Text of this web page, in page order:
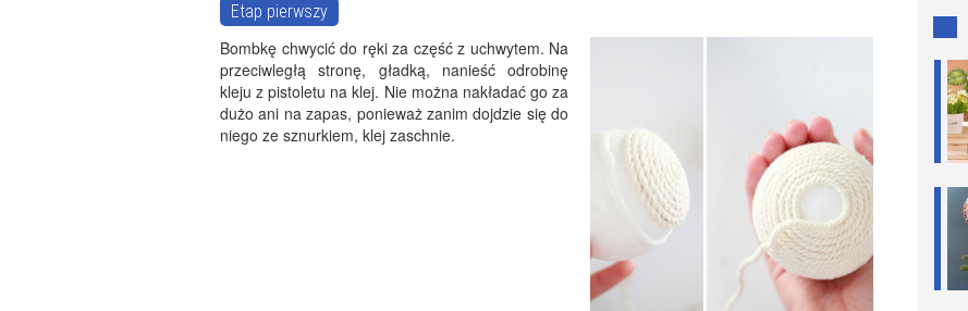
Etap pierwszy
Bombkę chwycić do ręki za część z uchwytem. Na
przeciwległą stronę, gładką, nanieść odrobinę
kleju z pistoletu na klej. Nie można nakładać go za
dużo ani na zapas, ponieważ zanim dojdzie się do
niego ze sznurkiem, klej zaschnie.